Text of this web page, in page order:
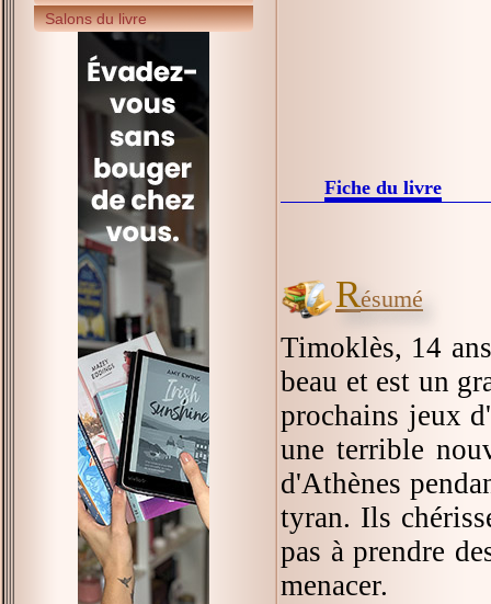
Salons du livre
Fiche du livre
Résumé
Timoklès, 14
beau et est un
prochains jeux
une terrible
d'Athènes
tyran. Ils
pas à prendre
menacer.